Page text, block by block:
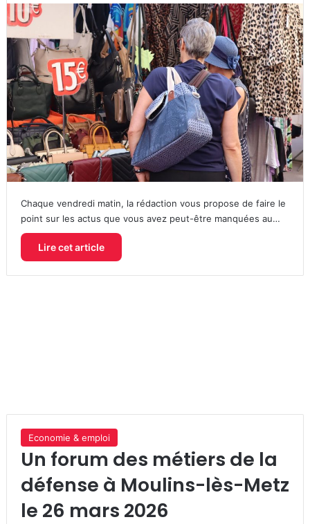
Chaque vendredi matin, la rédaction vous propose de faire le
point sur les actus que vous avez peut-être manquées au…
Lire cet article
Economie & emploi
Un forum des métiers de la
défense à Moulins-lès-Metz
le 26 mars 2026